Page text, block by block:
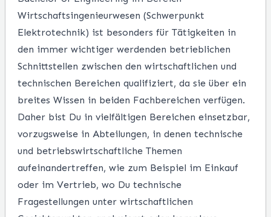
Wirtschaftsingenieurwesen (Schwerpunkt
Elektrotechnik) ist besonders für Tätigkeiten in
den immer wichtiger werdenden betrieblichen
Schnittstellen zwischen den wirtschaftlichen und
technischen Bereichen qualifiziert, da sie über ein
breites Wissen in beiden Fachbereichen verfügen.
Daher bist Du in vielfältigen Bereichen einsetzbar,
vorzugsweise in Abteilungen, in denen technische
und betriebswirtschaftliche Themen
aufeinandertreffen, wie zum Beispiel im Einkauf
oder im Vertrieb, wo Du technische
Fragestellungen unter wirtschaftlichen